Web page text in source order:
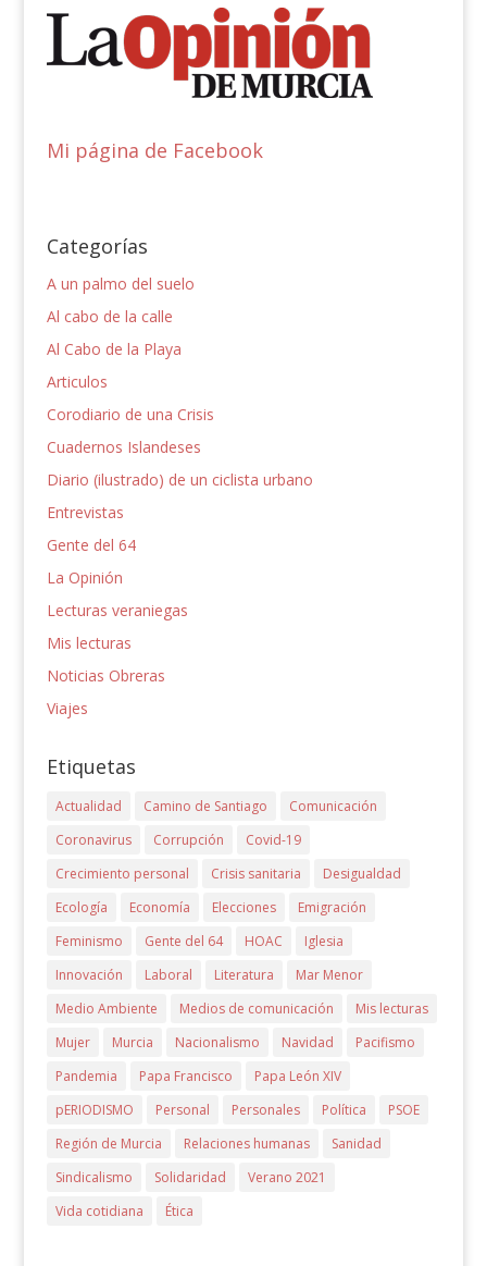
Mi página de Facebook
Categorías
A un palmo del suelo
Al cabo de la calle
Al Cabo de la Playa
Articulos
Corodiario de una Crisis
Cuadernos Islandeses
Diario (ilustrado) de un ciclista urbano
Entrevistas
Gente del 64
La Opinión
Lecturas veraniegas
Mis lecturas
Noticias Obreras
Viajes
Etiquetas
Actualidad Camino de Santiago
Comunicación
Coronavirus
Corrupción
Covid-19
Crecimiento personal
Crisis sanitaria
Desigualdad
Ecología
Economía Elecciones
Emigración
Feminismo
Gente del 64 HOAC
Iglesia
Innovación
Laboral Literatura
Mar Menor
Medio Ambiente
Medios de comunicación
Mis lecturas
Mujer
Murcia Nacionalismo Navidad
Pacifismo
Pandemia
Papa Francisco
Papa León XIV
pERIODISMO
Personal Personales Política
PSOE
Región de Murcia
Relaciones humanas
Sanidad
Sindicalismo
Solidaridad
Verano 2021
Vida cotidiana
Ética